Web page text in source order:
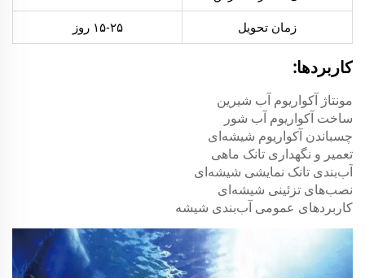
زمان تحویل
۱۵-۲۵ روز
کاربردها:
مونتاژ آکواریوم آب شیرین
ساخت آکواریوم آب شور
چسباندن آکواریوم شیشه‌ای
تعمیر و نگهداری تانک ماهی
آب‌بندی تانک نمایشی شیشه‌ای
نصب‌های تزئینی شیشه‌ای
کاربردهای عمومی آب‌بندی شیشه